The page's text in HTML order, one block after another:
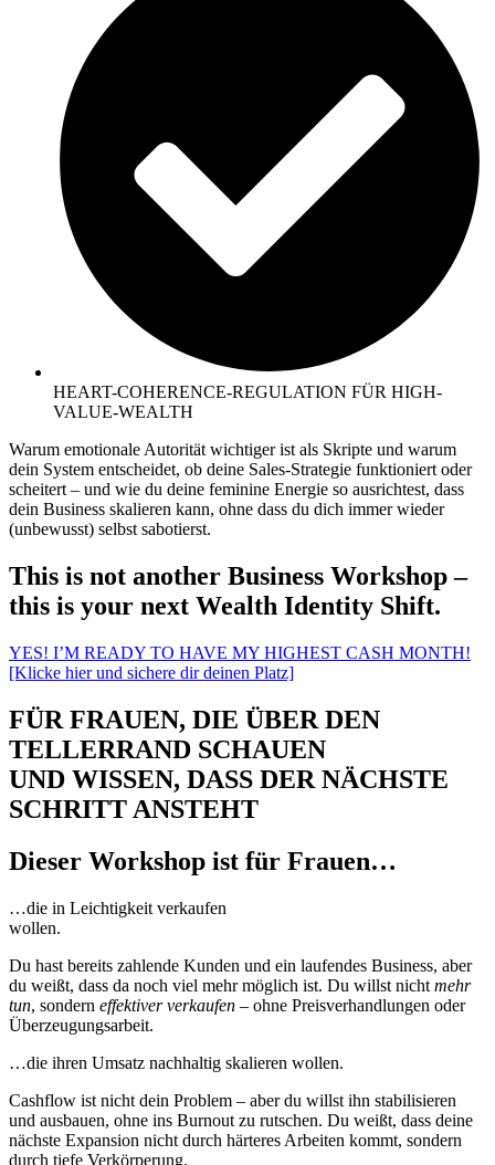
HEART-COHERENCE-REGULATION FÜR HIGH-
VALUE-WEALTH
Warum emotionale Autorität wichtiger ist als Skripte und warum
dein System entscheidet, ob deine Sales-Strategie funktioniert oder
scheitert – und wie du deine feminine Energie so ausrichtest, dass
dein Business skalieren kann, ohne dass du dich immer wieder
(unbewusst) selbst sabotierst.
This is not another Business Workshop –
this is your next Wealth Identity Shift.
YES! I’M READY TO HAVE MY HIGHEST CASH MONTH!
[Klicke hier und sichere dir deinen Platz]
FÜR FRAUEN, DIE ÜBER DEN
TELLERRAND SCHAUEN
UND WISSEN, DASS DER NÄCHSTE
SCHRITT ANSTEHT
Dieser Workshop ist für Frauen…
…die in Leichtigkeit verkaufen
wollen.
Du hast bereits zahlende Kunden und ein laufendes Business, aber
du weißt, dass da noch viel mehr möglich ist. Du willst nicht mehr
tun, sondern effektiver verkaufen – ohne Preisverhandlungen oder
Überzeugungsarbeit.
…die ihren Umsatz nachhaltig skalieren wollen.
Cashflow ist nicht dein Problem – aber du willst ihn stabilisieren
und ausbauen, ohne ins Burnout zu rutschen. Du weißt, dass deine
nächste Expansion nicht durch härteres Arbeiten kommt, sondern
durch tiefe Verkörperung.